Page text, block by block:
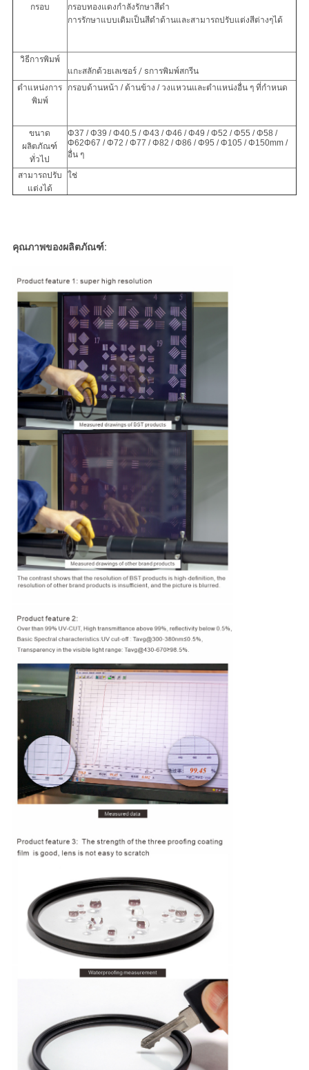
กรอบ
กรอบทองแดงกำลังรักษาสีดำ
การรักษาแบบเดิมเป็นสีดำด้านและสามารถปรับแต่งสีต่างๆได้
วิธีการพิมพ์
แกะสลักด้วยเลเซอร์ / sการพิมพ์สกรีน
ตำแหน่งการ
พิมพ์
กรอบด้านหน้า / ด้านข้าง / วงแหวนและตำแหน่งอื่น ๆ ที่กำหนด
ขนาด
ผลิตภัณฑ์
ทั่วไป
Φ37 / Φ39 / Φ40.5 / Φ43 / Φ46 / Φ49 / Φ52 / Φ55 / Φ58 /
Φ62Φ67 / Φ72 / Φ77 / Φ82 / Φ86 / Φ95 / Φ105 / Φ150mm /
อื่น ๆ
สามารถปรับ
แต่งได้
ใช่
คุณภาพของผลิตภัณฑ์: